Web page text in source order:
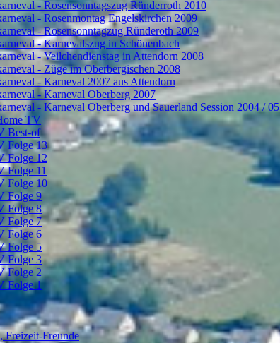
- Rosensonntagszug Ründerroth 2010
- Rosenmontag Engelskirchen 2009
- Rosensonntagzug Ründeroth 2009
- Karnevalszug in Schönenbach
- Veilchendienstag in Attendorn 2008
- Züge im Oberbergischen 2008
- Karneval 2007 aus Attendorn
- Karneval Oberberg 2007
- Karneval Oberberg und Sauerland Session 2004 / 05
TV
Best-of
Folge 13
Folge 12
Folge 11
Folge 10
Folge 9
Folge 8
Folge 7
Folge 6
Folge 5
Folge 3
Folge 2
Folge 1
Freizeit-Freunde